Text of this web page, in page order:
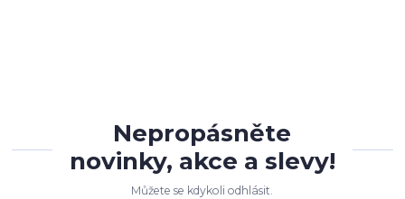
Nepropásněte
novinky, akce a slevy!
Můžete se kdykoli odhlásit.